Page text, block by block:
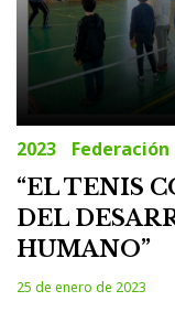
2023 Federación
“EL TENIS
DEL
HUMANO”
25 de enero de 2023